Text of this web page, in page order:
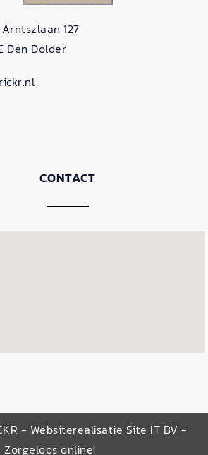
127
Den Dolder
CONTACT
- Websiterealisatie Site IT BV -
Zorgeloos online!